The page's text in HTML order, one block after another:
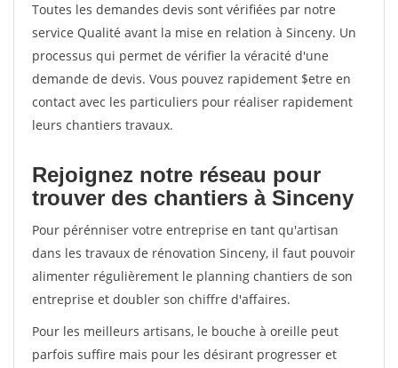
Toutes les demandes devis sont vérifiées par notre
service Qualité avant la mise en relation à Sinceny. Un
processus qui permet de vérifier la véracité d'une
demande de devis. Vous pouvez rapidement $etre en
contact avec les particuliers pour réaliser rapidement
leurs chantiers travaux.
Rejoignez notre réseau pour
trouver des chantiers à Sinceny
Pour pérénniser votre entreprise en tant qu'artisan
dans les travaux de rénovation Sinceny, il faut pouvoir
alimenter régulièrement le planning chantiers de son
entreprise et doubler son chiffre d'affaires.
Pour les meilleurs artisans, le bouche à oreille peut
parfois suffire mais pour les désirant progresser et